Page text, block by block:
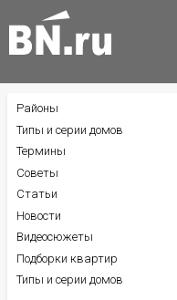
БОКОВОЕ
МЕНЮ
Районы
Типы и серии домов
Термины
Советы
Статьи
Новости
Видеосюжеты
Подборки квартир
Типы и серии домов